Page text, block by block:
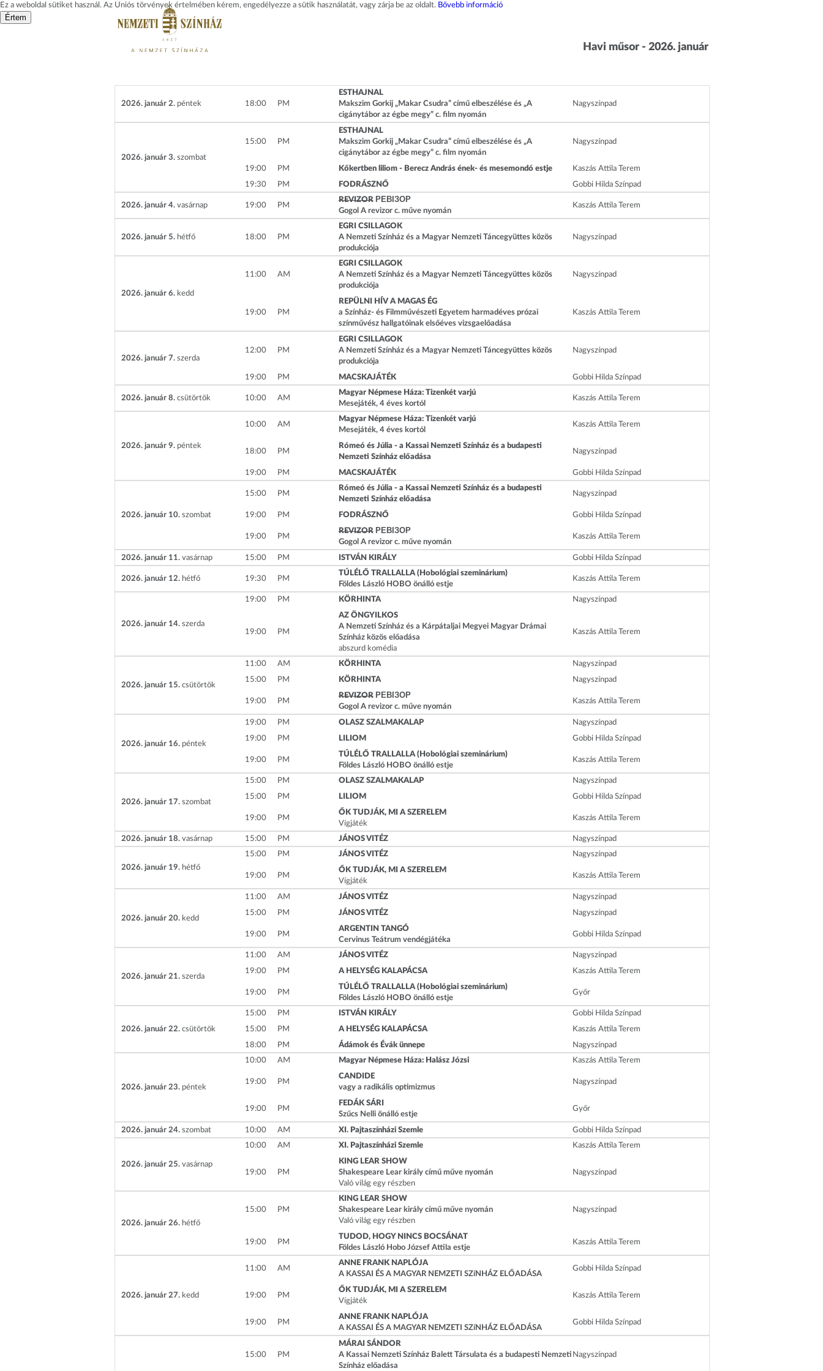
Ez a weboldal sütiket használ. Az Uniós törvények értelmében kérem, engedélyezze a sütik használatát, vagy zárja be az oldalt. Bővebb információ
Értem
Havi műsor - 2026. január
2026. január 2.péntek 18 00 PM
ESTHAJNAL
Makszim Gorkij „Makar Csudra” című elbeszélése és „A
cigánytábor az égbe megy” c. film nyomán
Nagyszínpad
2026. január 3.szombat
15 00 PM
ESTHAJNAL
Makszim Gorkij „Makar Csudra” című elbeszélése és „A
cigánytábor az égbe megy” c. film nyomán
Nagyszínpad
19 00 PM Kőkertben liliom - Berecz András ének- és mesemondó estje
Kaszás Attila Terem
19 30 PM FODRÁSZNŐ Gobbi Hilda Színpad
2026. január 4.vasárnap 19 00 PM
REVIZORРЕВІЗОР
Gogol A revizor c. műve nyomán
Kaszás Attila Terem
2026. január 5.hétfő 18 00 PM
EGRI CSILLAGOK
A Nemzeti Színház és a Magyar Nemzeti Táncegyüttes közös
produkciója
Nagyszínpad
2026. január 6.kedd
11 00 AM
EGRI CSILLAGOK
A Nemzeti Színház és a Magyar Nemzeti Táncegyüttes közös
produkciója
Nagyszínpad
19 00 PM
REPÜLNI HÍV A MAGAS ÉG
a Színház- és Filmművészeti Egyetem harmadéves prózai
színművész hallgatóinak elsőéves vizsgaelőadása
Kaszás Attila Terem
2026. január 7.szerda
12 00 PM
EGRI CSILLAGOK
A Nemzeti Színház és a Magyar Nemzeti Táncegyüttes közös
produkciója
Nagyszínpad
19 00 PM MACSKAJÁTÉK Gobbi Hilda Színpad
2026. január 8.csütörtök 10 00 AM
Magyar Népmese Háza: Tizenkét varjú
Mesejáték, 4 éves kortól
Kaszás Attila Terem
2026. január 9.péntek
10 00 AM
Magyar Népmese Háza: Tizenkét varjú
Mesejáték, 4 éves kortól
Kaszás Attila Terem
18 00 PM
Rómeó és Júlia - a Kassai Nemzeti Színház és a budapesti
Nemzeti Színház előadása
Nagyszínpad
19 00 PM MACSKAJÁTÉK Gobbi Hilda Színpad
2026. január 10.szombat
15 00 PM
Rómeó és Júlia - a Kassai Nemzeti Színház és a budapesti
Nemzeti Színház előadása
Nagyszínpad
19 00 PM FODRÁSZNŐ Gobbi Hilda Színpad
19 00 PM
REVIZORРЕВІЗОР
Gogol A revizor c. műve nyomán
Kaszás Attila Terem
2026. január 11.vasárnap 15 00 PM ISTVÁN KIRÁLY Gobbi Hilda Színpad
2026. január 12.hétfő 19 30 PM
TÚLÉLŐ TRALLALLA (Hobológiai szeminárium)
Földes László HOBO önálló estje
Kaszás Attila Terem
2026. január 14.szerda
19 00 PM KÖRHINTA Nagyszínpad
19 00 PM
AZ ÖNGYILKOS
A Nemzeti Színház és a Kárpátaljai Megyei Magyar Drámai
Színház közös előadása
abszurd komédia
Kaszás Attila Terem
2026. január 15.csütörtök
11 00 AM KÖRHINTA
Nagyszínpad
15 00 PM KÖRHINTA Nagyszínpad
19 00 PM
REVIZORРЕВІЗОР
Gogol A revizor c. műve nyomán
Kaszás Attila Terem
2026. január 16.péntek
19 00 PM OLASZ SZALMAKALAP
Nagyszínpad
19 00 PM LILIOM Gobbi Hilda Színpad
19 00 PM
TÚLÉLŐ TRALLALLA (Hobológiai szeminárium)
Földes László HOBO önálló estje
Kaszás Attila Terem
2026. január 17.szombat
15 00 PM OLASZ SZALMAKALAP
Nagyszínpad
15 00 PM LILIOM Gobbi Hilda Színpad
19 00 PM
ŐK TUDJÁK, MI A SZERELEM
Vígjáték
Kaszás Attila Terem
2026. január 18.vasárnap 15 00 PM JÁNOS VITÉZ Nagyszínpad
2026. január 19.hétfő
15 00 PM JÁNOS VITÉZ Nagyszínpad
19 00 PM
ŐK TUDJÁK, MI A SZERELEM
Vígjáték
Kaszás Attila Terem
2026. január 20.kedd
11 00 AM JÁNOS VITÉZ
Nagyszínpad
15 00 PM JÁNOS VITÉZ Nagyszínpad
19 00 PM
ARGENTIN TANGÓ
Cervinus Teátrum vendégjátéka
Gobbi Hilda Színpad
2026. január 21.szerda
11 00 AM JÁNOS VITÉZ
Nagyszínpad
19 00 PM A HELYSÉG KALAPÁCSA Kaszás Attila Terem
19 00 PM
TÚLÉLŐ TRALLALLA (Hobológiai szeminárium)
Földes László HOBO önálló estje
Győr
2026. január 22.csütörtök
15 00 PM ISTVÁN KIRÁLY
Gobbi Hilda Színpad
15 00 PM A HELYSÉG KALAPÁCSA
Kaszás Attila Terem
18 00 PM Ádámok és Évák ünnepe Nagyszínpad
2026. január 23.péntek
10 00 AM Magyar Népmese Háza: Halász Józsi Kaszás Attila Terem
19 00 PM
CANDIDE
vagy a radikális optimizmus
Nagyszínpad
19 00 PM
FEDÁK SÁRI
Szűcs Nelli önálló estje
Győr
2026. január 24.szombat 10 00 AM XI. Pajtaszínházi Szemle Gobbi Hilda Színpad
2026. január 25.vasárnap
10 00 AM XI. Pajtaszínházi Szemle Kaszás Attila Terem
19 00 PM
KING LEAR SHOW
Shakespeare Lear király című műve nyomán
Való világ egy részben
Nagyszínpad
2026. január 26.hétfő
15 00 PM
KING LEAR SHOW
Shakespeare Lear király című műve nyomán
Való világ egy részben
Nagyszínpad
19 00 PM
TUDOD, HOGY NINCS BOCSÁNAT
Földes László Hobo József Attila estje
Kaszás Attila Terem
2026. január 27.kedd
11 00 AM
ANNE FRANK NAPLÓJA
A KASSAI ÉS A MAGYAR NEMZETI SZíNHÁZ ELŐADÁSA
Gobbi Hilda Színpad
19 00 PM
ŐK TUDJÁK, MI A SZERELEM
Vígjáték
Kaszás Attila Terem
19 00 PM
ANNE FRANK NAPLÓJA
A KASSAI ÉS A MAGYAR NEMZETI SZíNHÁZ ELŐADÁSA
Gobbi Hilda Színpad
15 00 PM
MÁRAI SÁNDOR
A Kassai Nemzeti Színház Balett Társulata és a budapesti Nemzeti
Színház előadása
Nagyszínpad